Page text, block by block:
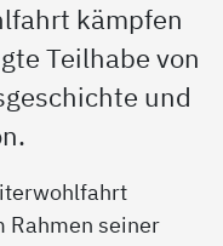
kämpfen
Teilhabe von
und
Rahmen seiner